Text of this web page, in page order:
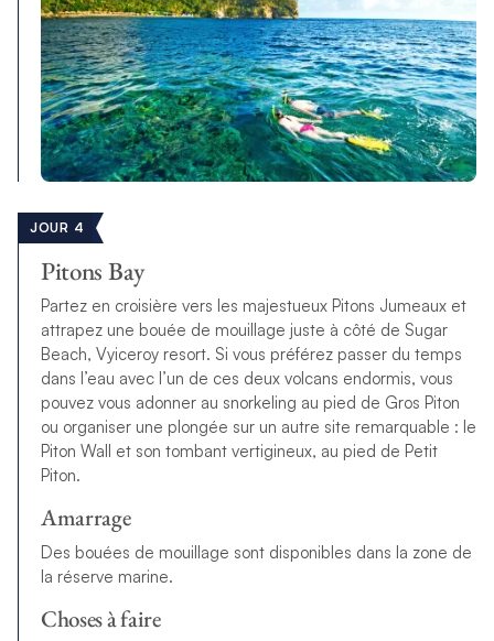
JOUR 4
Pitons Bay
Partez en croisière vers les majestueux Pitons Jumeaux et
attrapez une bouée de mouillage juste à côté de Sugar
Beach, Vyiceroy resort. Si vous préférez passer du temps
dans l’eau avec l’un de ces deux volcans endormis, vous
pouvez vous adonner au snorkeling au pied de Gros Piton
ou organiser une plongée sur un autre site remarquable : le
Piton Wall et son tombant vertigineux, au pied de Petit
Piton.
Amarrage
Des bouées de mouillage sont disponibles dans la zone de
la réserve marine.
Choses à faire